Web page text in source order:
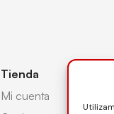
Tienda
Mi cuenta